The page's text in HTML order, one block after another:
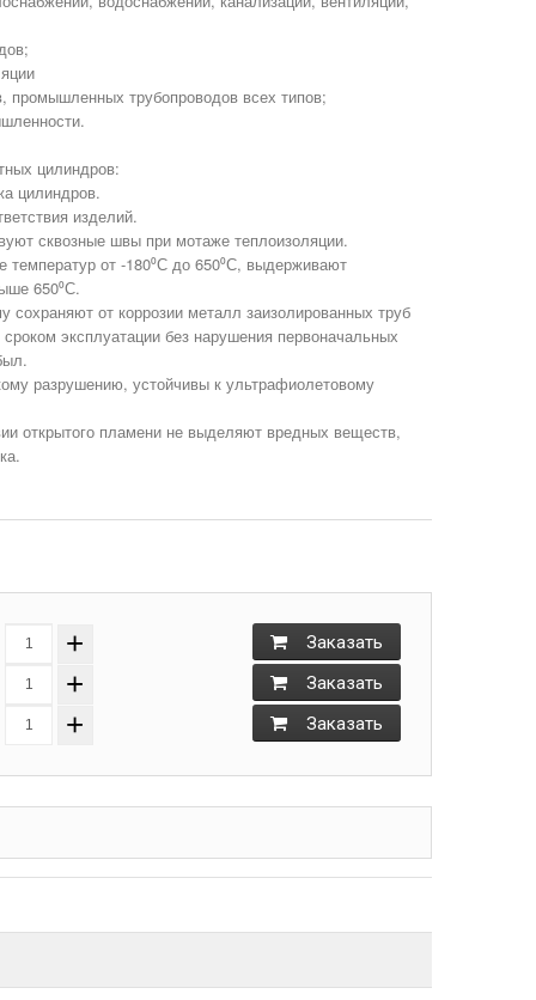
трубопроводов всех типов;
цилиндров:
цилиндров.
изделий.
сквозные швы при мотаже теплоизоляции.
температур от -180⁰С до 650⁰С, выдерживают
650⁰С.
сохраняют от коррозии металл заизолированных труб
эксплуатации без нарушения первоначальных
разрушению, устойчивы к ультрафиолетовому
открытого пламени не выделяют вредных веществ,
+ Заказать
+ Заказать
+ Заказать